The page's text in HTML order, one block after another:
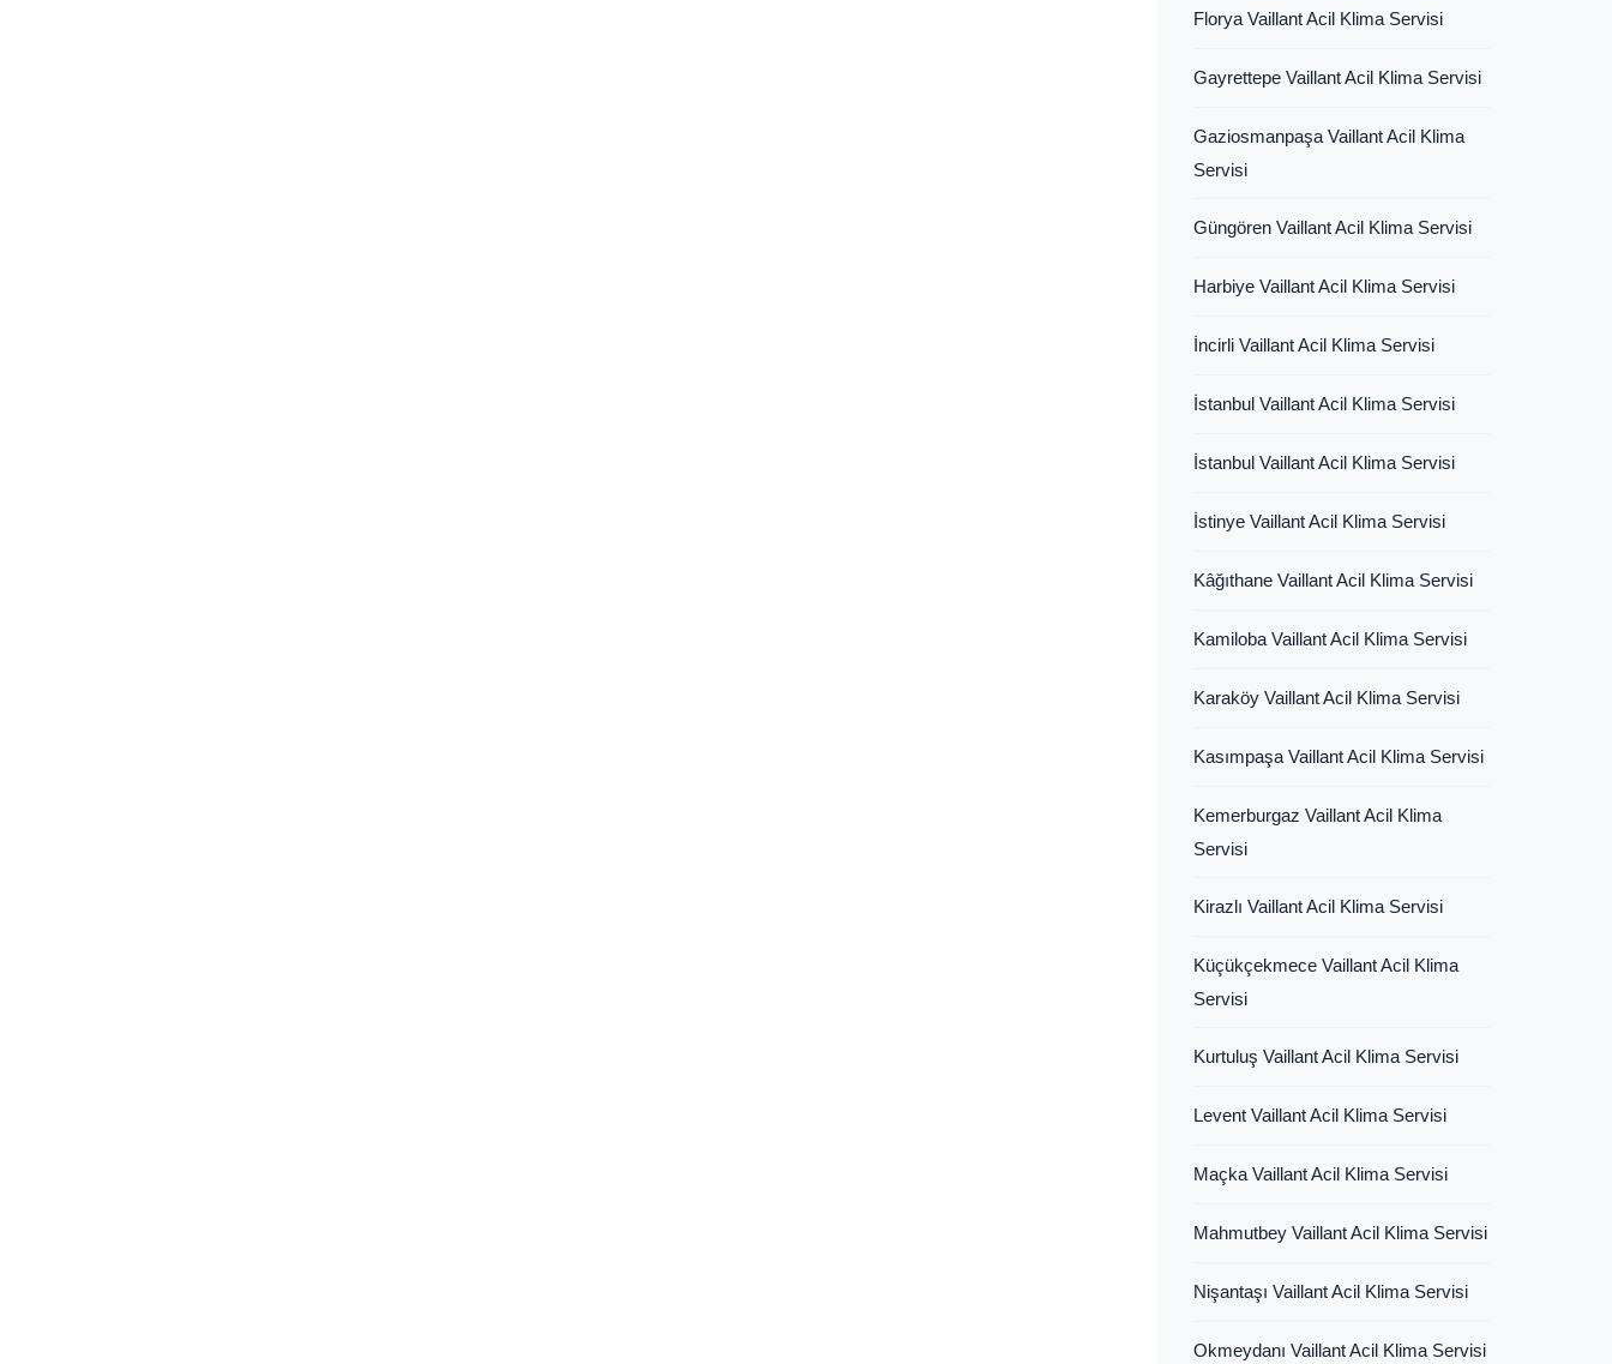
Florya Vaillant Acil Klima Servisi
Gayrettepe Vaillant Acil Klima Servisi
Gaziosmanpaşa Vaillant Acil Klima
Servisi
Güngören Vaillant Acil Klima Servisi
Harbiye Vaillant Acil Klima Servisi
İncirli Vaillant Acil Klima Servisi
İstanbul Vaillant Acil Klima Servisi
İstanbul Vaillant Acil Klima Servisi
İstinye Vaillant Acil Klima Servisi
Kâğıthane Vaillant Acil Klima Servisi
Kamiloba Vaillant Acil Klima Servisi
Karaköy Vaillant Acil Klima Servisi
Kasımpaşa Vaillant Acil Klima Servisi
Kemerburgaz Vaillant Acil Klima
Servisi
Kirazlı Vaillant Acil Klima Servisi
Küçükçekmece Vaillant Acil Klima
Servisi
Kurtuluş Vaillant Acil Klima Servisi
Levent Vaillant Acil Klima Servisi
Maçka Vaillant Acil Klima Servisi
Mahmutbey Vaillant Acil Klima Servisi
Nişantaşı Vaillant Acil Klima Servisi
Okmeydanı Vaillant Acil Klima Servisi